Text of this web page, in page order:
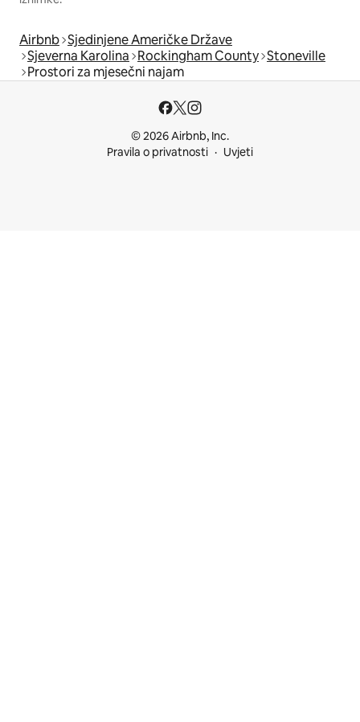
Airbnb Sjedinjene Američke Države
Sjeverna Karolina Rockingham County Stoneville
Prostori za mjesečni najam
© 2026 Airbnb, Inc.
Pravila o privatnosti
Uvjeti